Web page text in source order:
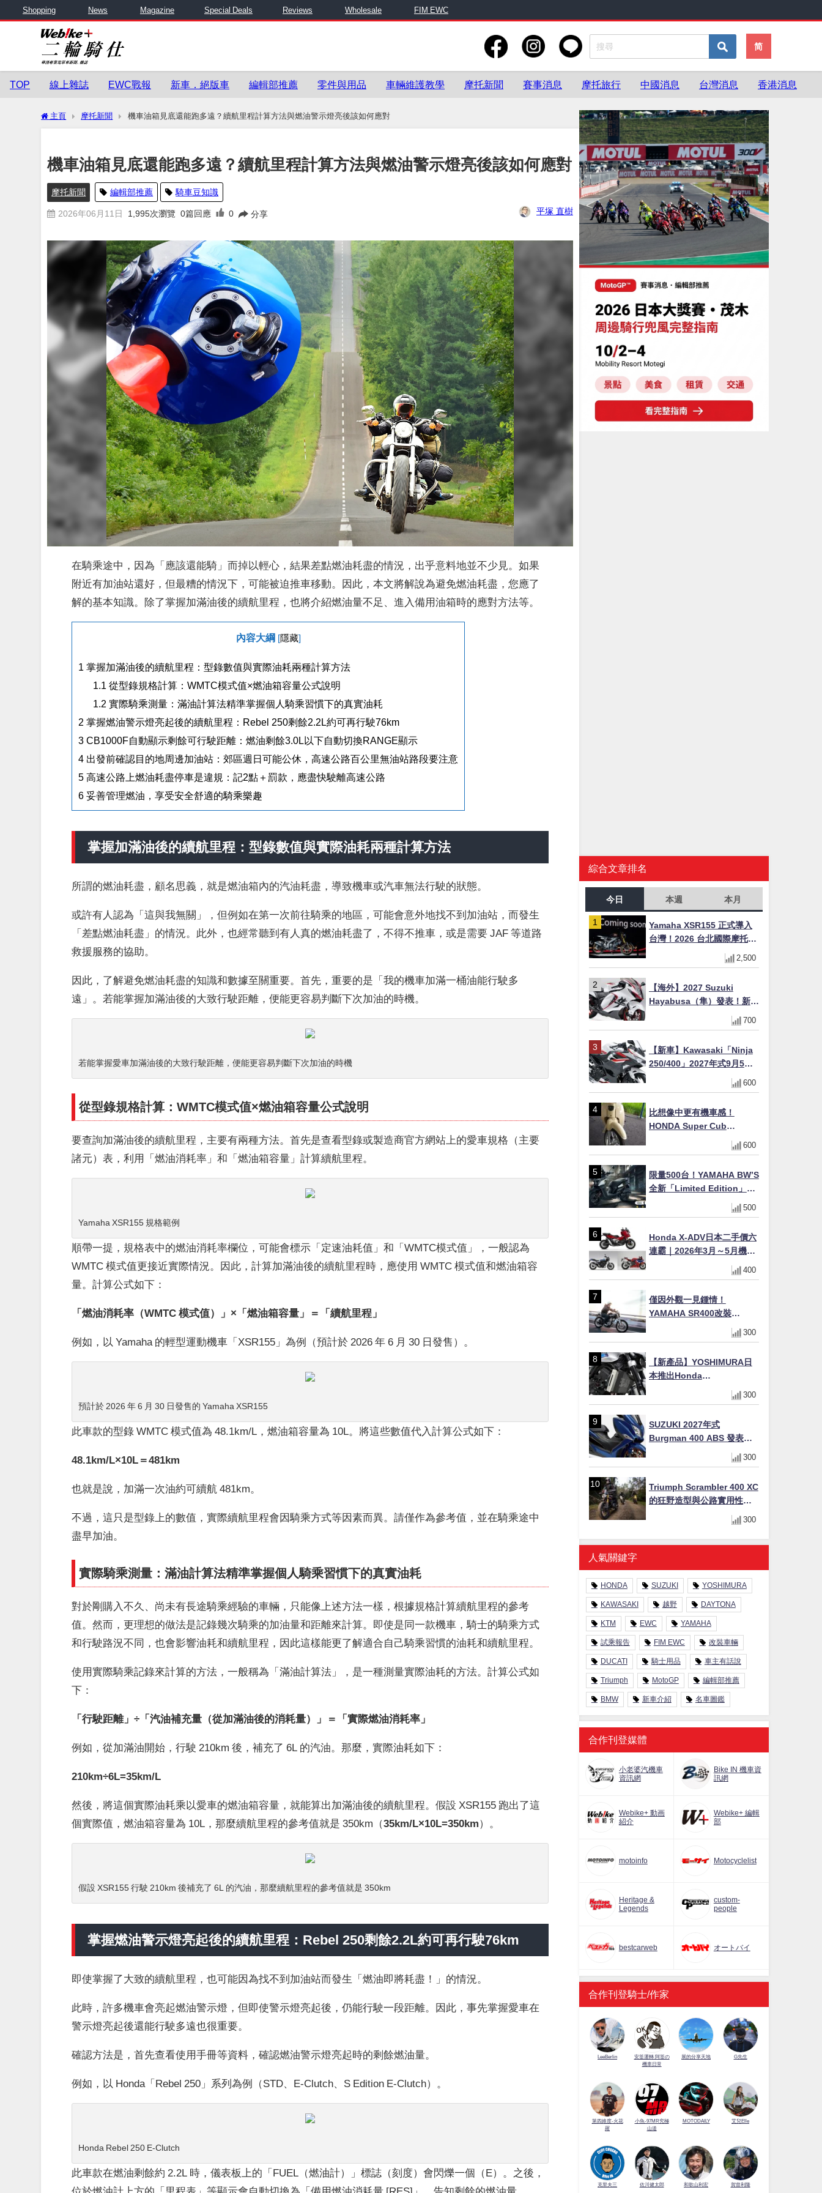
Shopping News Magazine Special Deals Reviews Wholesale FIM EWC
简
TOP 線上雜誌 EWC戰報 新車．絕版車 編輯部推薦 零件與用品 車輛維護教學 摩托新聞 賽事消息 摩托旅行 中國消息 台灣消息 香港消息
主頁 摩托新聞 機車油箱見底還能跑多遠？續航里程計算方法與燃油警示燈亮後該如何應對
機車油箱見底還能跑多遠？續航里程計算方法與燃油警示燈亮後該如何應對
摩托新聞 編輯部推薦 騎車豆知識
2026年06月11日 1,995次瀏覽 0篇回應 0 分享 平塚 直樹
在騎乘途中，因為「應該還能騎」而掉以輕心，結果差點燃油耗盡的情況，出乎意料地並不少見。如果
附近有加油站還好，但最糟的情況下，可能被迫推車移動。因此，本文將解說為避免燃油耗盡，您應了
解的基本知識。除了掌握加滿油後的續航里程，也將介紹燃油量不足、進入備用油箱時的應對方法等。
內容大綱 隱藏]
1 掌握加滿油後的續航里程：型錄數值與實際油耗兩種計算方法
1.1 從型錄規格計算：WMTC模式值×燃油箱容量公式說明
1.2 實際騎乘測量：滿油計算法精準掌握個人騎乘習慣下的真實油耗
2 掌握燃油警示燈亮起後的續航里程：Rebel 250剩餘2.2L約可再行駛76km
3 CB1000F自動顯示剩餘可行駛距離：燃油剩餘3.0L以下自動切換RANGE顯示
4 出發前確認目的地周邊加油站：郊區週日可能公休，高速公路百公里無油站路段要注意
5 高速公路上燃油耗盡停車是違規：記2點＋罰款，應盡快駛離高速公路
6 妥善管理燃油，享受安全舒適的騎乘樂趣
掌握加滿油後的續航里程：型錄數值與實際油耗兩種計算方法
所謂的燃油耗盡，顧名思義，就是燃油箱內的汽油耗盡，導致機車或汽車無法行駛的狀態。
或許有人認為「這與我無關」，但例如在第一次前往騎乘的地區，可能會意外地找不到加油站，而發生
「差點燃油耗盡」的情況。此外，也經常聽到有人真的燃油耗盡了，不得不推車，或是需要 JAF 等道路
救援服務的協助。
因此，了解避免燃油耗盡的知識和數據至關重要。首先，重要的是「我的機車加滿一桶油能行駛多
遠」。若能掌握加滿油後的大致行駛距離，便能更容易判斷下次加油的時機。
若能掌握愛車加滿油後的大致行駛距離，便能更容易判斷下次加油的時機
從型錄規格計算：WMTC模式值×燃油箱容量公式說明
要查詢加滿油後的續航里程，主要有兩種方法。首先是查看型錄或製造商官方網站上的愛車規格（主要
諸元）表，利用「燃油消耗率」和「燃油箱容量」計算續航里程。
Yamaha XSR155 規格範例
順帶一提，規格表中的燃油消耗率欄位，可能會標示「定速油耗值」和「WMTC模式值」，一般認為
WMTC 模式值更接近實際情況。因此，計算加滿油後的續航里程時，應使用 WMTC 模式值和燃油箱容
量。計算公式如下：
「燃油消耗率（WMTC 模式值）」×「燃油箱容量」＝「續航里程」
例如，以 Yamaha 的輕型運動機車「XSR155」為例（預計於 2026 年 6 月 30 日發售）。
預計於 2026 年 6 月 30 日發售的 Yamaha XSR155
此車款的型錄 WMTC 模式值為 48.1km/L，燃油箱容量為 10L。將這些數值代入計算公式如下：
48.1km/L×10L＝481km
也就是說，加滿一次油約可續航 481km。
不過，這只是型錄上的數值，實際續航里程會因騎乘方式等因素而異。請僅作為參考值，並在騎乘途中
盡早加油。
實際騎乘測量：滿油計算法精準掌握個人騎乘習慣下的真實油耗
對於剛購入不久、尚未有長途騎乘經驗的車輛，只能像上述方法一樣，根據規格計算續航里程的參考
值。然而，更理想的做法是記錄幾次騎乘的加油量和距離來計算。即使是同一款機車，騎士的騎乘方式
和行駛路況不同，也會影響油耗和續航里程，因此這樣能更了解適合自己騎乘習慣的油耗和續航里程。
使用實際騎乘記錄來計算的方法，一般稱為「滿油計算法」，是一種測量實際油耗的方法。計算公式如
下：
「行駛距離」÷「汽油補充量（從加滿油後的消耗量）」＝「實際燃油消耗率」
例如，從加滿油開始，行駛 210km 後，補充了 6L 的汽油。那麼，實際油耗如下：
210km÷6L=35km/L
然後，將這個實際油耗乘以愛車的燃油箱容量，就能算出加滿油後的續航里程。假設 XSR155 跑出了這
個實際值，燃油箱容量為 10L，那麼續航里程的參考值就是 350km（35km/L×10L=350km）。
假設 XSR155 行駛 210km 後補充了 6L 的汽油，那麼續航里程的參考值就是 350km
掌握燃油警示燈亮起後的續航里程：Rebel 250剩餘2.2L約可再行駛76km
即使掌握了大致的續航里程，也可能因為找不到加油站而發生「燃油即將耗盡！」的情況。
此時，許多機車會亮起燃油警示燈，但即使警示燈亮起後，仍能行駛一段距離。因此，事先掌握愛車在
警示燈亮起後還能行駛多遠也很重要。
確認方法是，首先查看使用手冊等資料，確認燃油警示燈亮起時的剩餘燃油量。
例如，以 Honda「Rebel 250」系列為例（STD、E-Clutch、S Edition E-Clutch）。
Honda Rebel 250 E-Clutch
此車款在燃油剩餘約 2.2L 時，儀表板上的「FUEL（燃油計）」標誌（刻度）會閃爍一個（E）。之後，
綜合文章排名
今日 本週 本月
Yamaha XSR155 正式導入
台灣！2026 台北國際摩托車
展亮相，70 週年紀念版
YZF-R 系列限量追加販售
2,500
【海外】2027 Suzuki
Hayabusa（隼）發表！新增
Special Edition 特仕版，全
新珍珠白塗裝與專屬配備登
700
【新車】Kawasaki「Ninja
250/400」2027年式9月5日
日本發售！新塗裝登場×價格
不變×輔助滑動式離合器
600
比想像中更有機車感！
HONDA Super Cub
110【Webike愛車精選】
600
限量500台！YAMAHA BW’S
全新「Limited Edition」都
市探索限定色 GOOPiMADE
聯名包同步登場
500
Honda X-ADV日本二手價六
連霸｜2026年3月～5月機車
轉售排行榜 CBR1000RR-R
FIREBLADE SP首度躋身前
400
僅因外觀一見鍾情！
YAMAHA SR400改裝
Tracker風格｜ 女車主的機車
人生蛻變記
300
【新產品】YOSHIMURA日
本推出Honda
CB1000F/CB1000 HORNET
專用水箱護網，六角網紋設
300
SUZUKI 2027年式
Burgman 400 ABS 發表！
8/18日本上市、支援E10汽油
售價98萬100日圓
300
Triumph Scrambler 400 XC
的狂野造型與公路實用性的
300
人氣關鍵字
HONDA SUZUKI YOSHIMURA
KAWASAKI 越野 DAYTONA
KTM EWC YAMAHA
試乘報告 FIM EWC 改裝車輛
DUCATI 騎士用品 車主有話說
Triumph MotoGP 編輯部推薦
BMW 新車介紹 名車圖鑑
合作刊登媒體
小老婆汽機車
資訊網
Bike IN 機車資
訊網
Webike+ 動画
紹介
Webike+ 編輯
部
motoinfo Motocyclelist
Heritage &
Legends
custom-
people
bestcarweb オートバイ
合作刊登騎士/作家
LeeBerlin
安筌運轉 阿筌の
機車日常
展的分享天地 G先生
第四維度-火花
羅
小魚-97MR究極
山道
MOTODAILY 艾兒Elle
克里夫三 佐川健太郎 和歌山利宏 賀曾利隆